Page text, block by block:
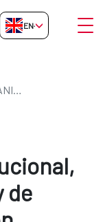
EN-GB
INFORMACIÓN INSTITUCIONAL, ORGANIZATIVA Y DE PLANIFICACIÓN
de